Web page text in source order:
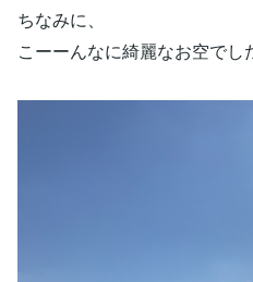
ちなみに、
こーーんなに綺麗なお空でし